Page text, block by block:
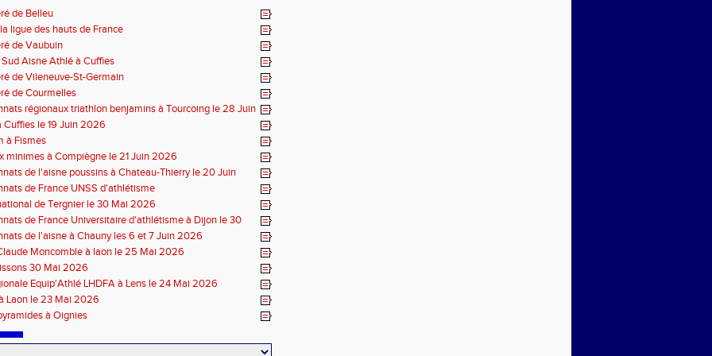
de Belleu
ligue des hauts de France
de Vaubuin
Aisne Athlé à Cuffies
de Vileneuve-St-Germain
de Courmelles
régionaux triathlon benjamins à Tourcoing le 28 Juin
Cuffies le 19 Juin 2026
à Fismes
minimes à Compiègne le 21 Juin 2026
de l'aisne poussins à Chateau-Thierry le 20 Juin
de France UNSS d'athlétisme
de Tergnier le 30 Mai 2026
de France Universitaire d'athlétisme à Dijon le 30
de l'aisne à Chauny les 6 et 7 Juin 2026
Moncomble à laon le 25 Mai 2026
30 Mai 2026
Equip'Athlé LHDFA à Lens le 24 Mai 2026
Laon le 23 Mai 2026
à Oignies